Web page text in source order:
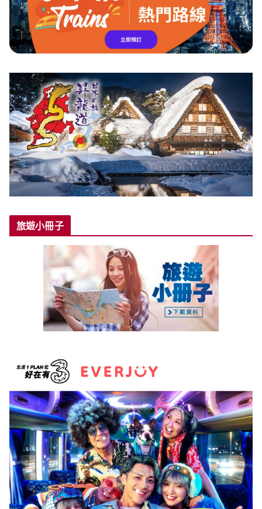
旅遊小冊子